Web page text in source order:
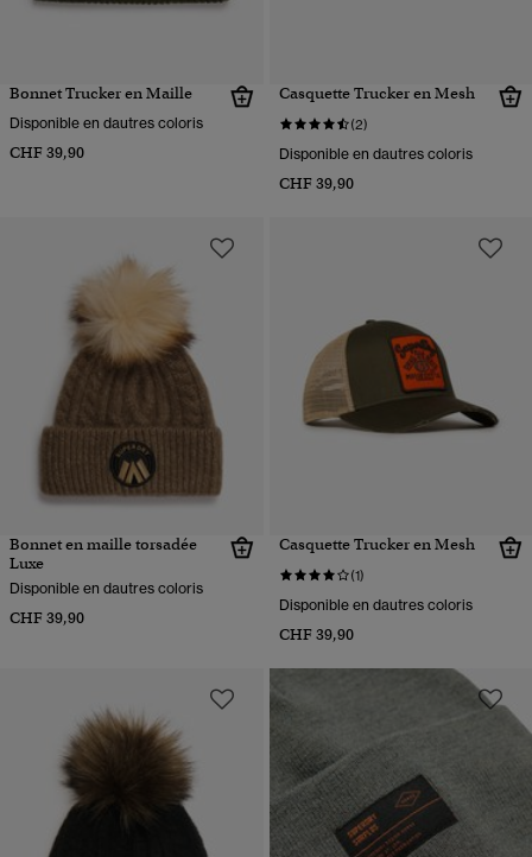
Bonnet Trucker en Maille
Disponible en dautres coloris
CHF 39,90
Casquette Trucker en Mesh
(2)
Disponible en dautres coloris
CHF 39,90
Bonnet en maille torsadée
Luxe
Disponible en dautres coloris
CHF 39,90
Casquette Trucker en Mesh
(1)
Disponible en dautres coloris
CHF 39,90